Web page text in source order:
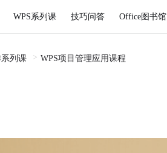
WPS系列课 技巧问答 Office图书馆
列课 WPS项目管理应用课程